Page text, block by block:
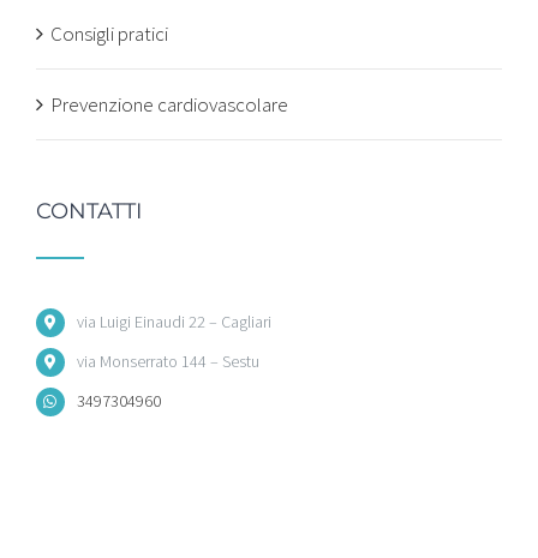
Consigli pratici
Prevenzione cardiovascolare
CONTATTI
via Luigi Einaudi 22 – Cagliari
via Monserrato 144 – Sestu
3497304960